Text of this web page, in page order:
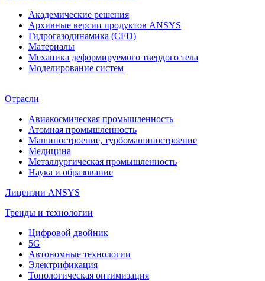
Академические решения
Архивные версии продуктов ANSYS
Гидрогазодинамика (CFD)
Материалы
Механика деформируемого твердого тела
Моделирование систем
Отрасли
Авиакосмическая промышленность
Атомная промышленность
Машиностроение, турбомашиностроение
Медицина
Металлургическая промышленность
Наука и образование
Лицензии ANSYS
Тренды и технологии
Цифровой двойник
5G
Автономные технологии
Электрификация
Топологическая оптимизация